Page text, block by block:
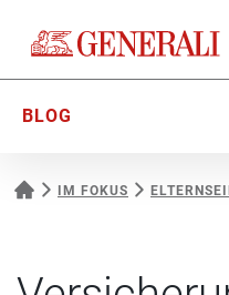
BLOG
IM FOKUS